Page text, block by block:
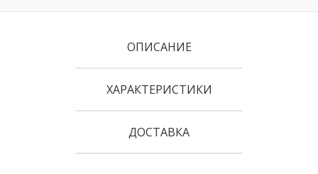
ОПИСАНИЕ
ХАРАКТЕРИСТИКИ
ДОСТАВКА